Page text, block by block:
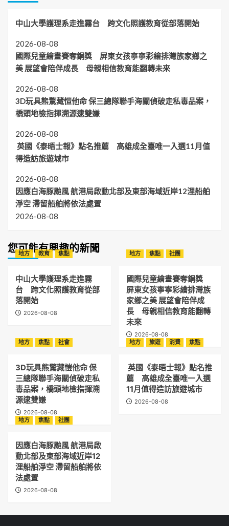
中山大學護理系走進霧台 跨文化照護教育從部落開始
2026-08-08
國際兒童繪畫賽奪銅獎 屏東女孩寧寧彩繪排灣族家鄉之
美 展望會陪伴成長 母親相信教育能翻轉未來
2026-08-08
3D玩具熊驚藏愷他命 保三總隊聯手海關偵破走私毒品案，
橋頭地檢指揮溯源逮雙嫌
2026-08-08
英國《泰晤士報》點名推薦 高雄成全臺唯一入選11月值
得造訪旅遊城市
2026-08-08
因應白海豚颱風 航港局啟動北部及東部海域近岸12浬船舶
淨空 滯留船舶將依法處置
2026-08-08
您可能有興趣的新聞
地方 教育 焦點
中山大學護理系走進霧
台 跨文化照護教育從部
落開始
2026-08-08
地方 焦點 社團
國際兒童繪畫賽奪銅獎
屏東女孩寧寧彩繪排灣族
家鄉之美 展望會陪伴成
長 母親相信教育能翻轉
未來
2026-08-08
地方
焦點 社會
3D玩具熊驚藏愷他命 保
三總隊聯手海關偵破走私
毒品案，橋頭地檢指揮溯
源逮雙嫌
2026-08-08
地方 旅遊 消費 焦點
英國《泰晤士報》點名推
薦 高雄成全臺唯一入選
11月值得造訪旅遊城市
2026-08-08
地方 焦點 社團
因應白海豚颱風 航港局啟
動北部及東部海域近岸12
浬船舶淨空 滯留船舶將依
法處置
2026-08-08